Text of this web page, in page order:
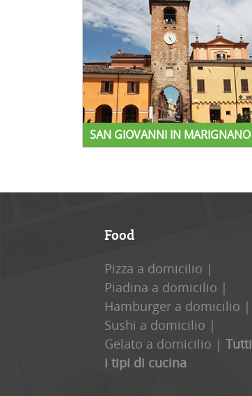
SAN GIOVANNI IN MARIGNANO
Food
Pizza a domicilio |
Piadina a domicilio |
Hamburger a domicilio |
Sushi a domicilio |
Gelato a domicilio | Tutti
i tipi di cucina